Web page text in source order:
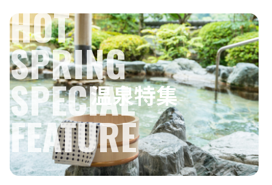
HOT
SPRING
SPECIAL
FEATURE
温泉特集